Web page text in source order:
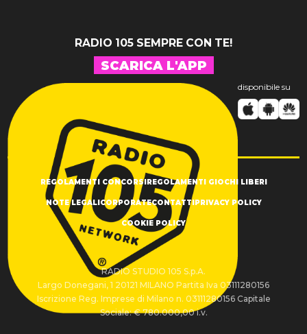
RADIO 105 SEMPRE CON TE!
SCARICA L'APP
disponibile su
REGOLAMENTI CONCORSI REGOLAMENTI GIOCHI LIBERI
NOTE LEGALI CORPORATECONTATTI PRIVACY POLICY
COOKIE POLICY
RADIO STUDIO 105 S.p.A.
Largo Donegani, 1 20121 MILANO Partita Iva 03111280156
Iscrizione Reg. Imprese di Milano n. 03111280156 Capitale
Sociale: € 780.000,00 i.v.